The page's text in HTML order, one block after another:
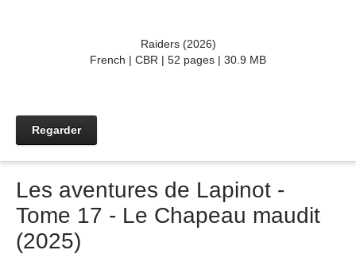
Raiders (2026)
French | CBR | 52 pages | 30.9 MB
Regarder
Les aventures de Lapinot -
Tome 17 - Le Chapeau maudit
(2025)